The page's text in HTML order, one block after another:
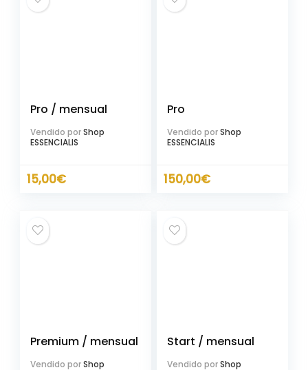
Pro / mensual
Vendido porShop
ESSENCIALIS
15,00€
Pro
Vendido porShop
ESSENCIALIS
150,00€
Premium / mensual
Vendido porShop
Start / mensual
Vendido porShop